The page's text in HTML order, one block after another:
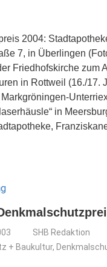
2004:
7, in Überlingen
Friedhofskirche zum
in Rottweil (16./17.
in
SHB Redaktion
+ Baukultur,